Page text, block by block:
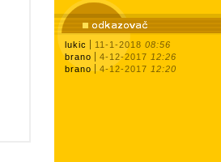
lukic 11-1-2018 08:56
brano
4-12-2017 12:26
brano
4-12-2017 12:20